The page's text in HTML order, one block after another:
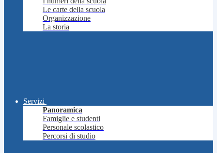
Le carte della scuola
Organizzazione
La storia
Servizi
Panoramica
Famiglie e studenti
Personale scolastico
Percorsi di studio